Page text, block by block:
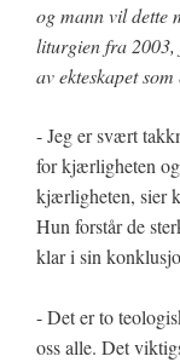
og mann vil dette
liturgien fra 2003,
av ekteskapet
- Jeg er svært
for kjærligheten
kjærligheten, sier
Hun forstår de
klar i sin
- Det er to
oss alle. Det